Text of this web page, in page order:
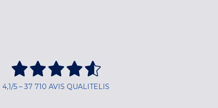
4,1/5 – 37 710 AVIS QUALITELIS